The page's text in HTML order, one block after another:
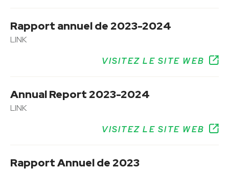
Rapport annuel de 2023-2024
LINK
VISITEZ LE SITE WEB
Annual Report 2023-2024
LINK
VISITEZ LE SITE WEB
Rapport Annuel de 2023